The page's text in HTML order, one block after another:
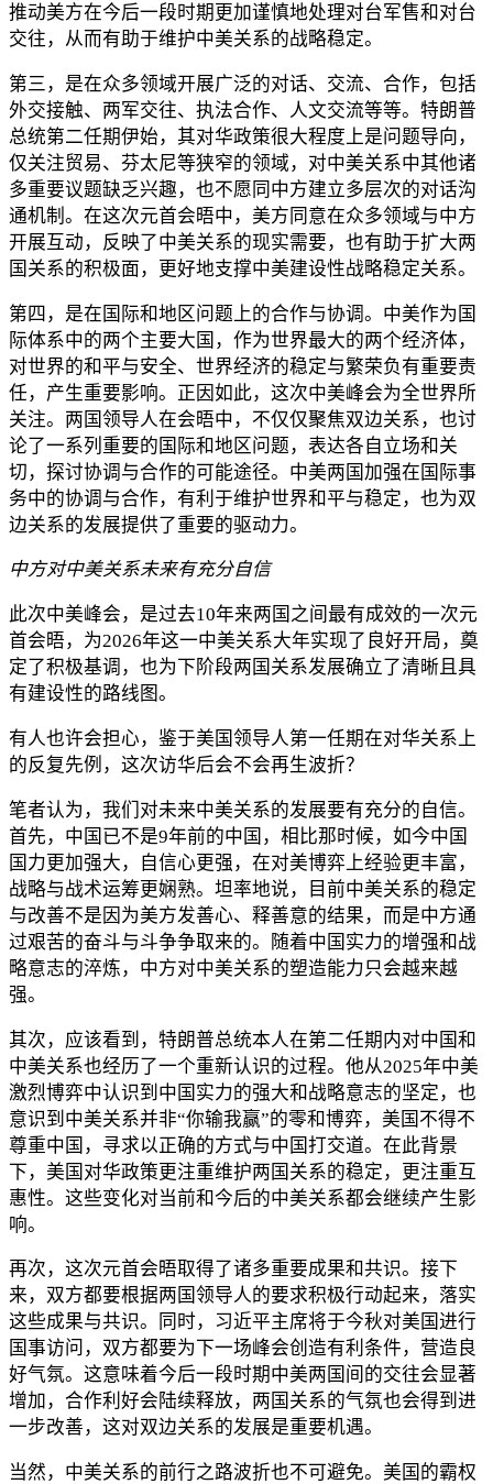
推动美方在今后一段时期更加谨慎地处理对台军售和对台
交往，从而有助于维护中美关系的战略稳定。
第三，是在众多领域开展广泛的对话、交流、合作，包括
外交接触、两军交往、执法合作、人文交流等等。特朗普
总统第二任期伊始，其对华政策很大程度上是问题导向，
仅关注贸易、芬太尼等狭窄的领域，对中美关系中其他诸
多重要议题缺乏兴趣，也不愿同中方建立多层次的对话沟
通机制。在这次元首会晤中，美方同意在众多领域与中方
开展互动，反映了中美关系的现实需要，也有助于扩大两
国关系的积极面，更好地支撑中美建设性战略稳定关系。
第四，是在国际和地区问题上的合作与协调。中美作为国
际体系中的两个主要大国，作为世界最大的两个经济体，
对世界的和平与安全、世界经济的稳定与繁荣负有重要责
任，产生重要影响。正因如此，这次中美峰会为全世界所
关注。两国领导人在会晤中，不仅仅聚焦双边关系，也讨
论了一系列重要的国际和地区问题，表达各自立场和关
切，探讨协调与合作的可能途径。中美两国加强在国际事
务中的协调与合作，有利于维护世界和平与稳定，也为双
边关系的发展提供了重要的驱动力。
中方对中美关系未来有充分自信
此次中美峰会，是过去10年来两国之间最有成效的一次元
首会晤，为2026年这一中美关系大年实现了良好开局，奠
定了积极基调，也为下阶段两国关系发展确立了清晰且具
有建设性的路线图。
有人也许会担心，鉴于美国领导人第一任期在对华关系上
的反复先例，这次访华后会不会再生波折？
笔者认为，我们对未来中美关系的发展要有充分的自信。
首先，中国已不是9年前的中国，相比那时候，如今中国
国力更加强大，自信心更强，在对美博弈上经验更丰富，
战略与战术运筹更娴熟。坦率地说，目前中美关系的稳定
与改善不是因为美方发善心、释善意的结果，而是中方通
过艰苦的奋斗与斗争争取来的。随着中国实力的增强和战
略意志的淬炼，中方对中美关系的塑造能力只会越来越
强。
其次，应该看到，特朗普总统本人在第二任期内对中国和
中美关系也经历了一个重新认识的过程。他从2025年中美
激烈博弈中认识到中国实力的强大和战略意志的坚定，也
意识到中美关系并非“你输我赢”的零和博弈，美国不得不
尊重中国，寻求以正确的方式与中国打交道。在此背景
下，美国对华政策更注重维护两国关系的稳定，更注重互
惠性。这些变化对当前和今后的中美关系都会继续产生影
响。
再次，这次元首会晤取得了诸多重要成果和共识。接下
来，双方都要根据两国领导人的要求积极行动起来，落实
这些成果与共识。同时，习近平主席将于今秋对美国进行
国事访问，双方都要为下一场峰会创造有利条件，营造良
好气氛。这意味着今后一段时期中美两国间的交往会显著
增加，合作利好会陆续释放，两国关系的气氛也会得到进
一步改善，这对双边关系的发展是重要机遇。
当然，中美关系的前行之路波折也不可避免。美国的霸权